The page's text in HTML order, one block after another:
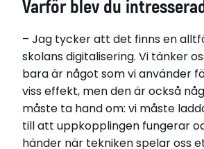
Varför blev du
– Jag tycker att det finns en
skolans digitalisering. Vi tänker
bara är något som vi använder
viss effekt, men den är också
måste ta hand om: vi måste
till att uppkopplingen fungerar
händer när tekniken spelar oss